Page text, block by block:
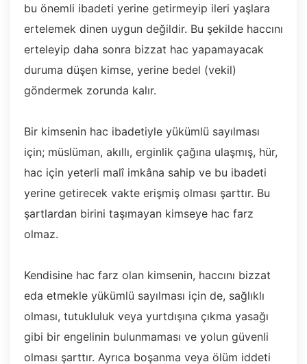
bu önemli ibadeti yerine getirmeyip ileri yaşlara
ertelemek dinen uygun değildir. Bu şekilde haccını
erteleyip daha sonra bizzat hac yapamayacak
duruma düşen kimse, yerine bedel (vekil)
göndermek zorunda kalır.
Bir kimsenin hac ibadetiyle yükümlü sayılması
için; müslüman, akıllı, erginlik çağına ulaşmış, hür,
hac için yeterli malî imkâna sahip ve bu ibadeti
yerine getirecek vakte erişmiş olması şarttır. Bu
şartlardan birini taşımayan kimseye hac farz
olmaz.
Kendisine hac farz olan kimsenin, haccını bizzat
eda etmekle yükümlü sayılması için de, sağlıklı
olması, tutukluluk veya yurtdışına çıkma yasağı
gibi bir engelinin bulunmaması ve yolun güvenli
olması şarttır. Ayrıca boşanma veya ölüm iddeti